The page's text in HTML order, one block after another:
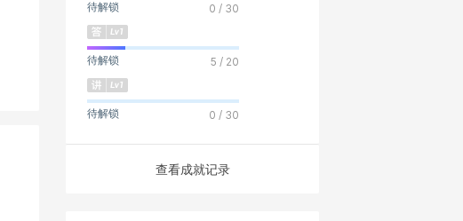
待解锁 0 / 30
待解锁 5 / 20
待解锁 0 / 30
查看成就记录